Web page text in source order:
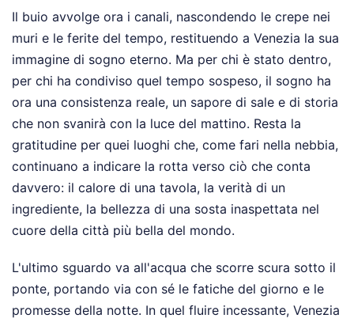
Il buio avvolge ora i canali, nascondendo le crepe nei
muri e le ferite del tempo, restituendo a Venezia la sua
immagine di sogno eterno. Ma per chi è stato dentro,
per chi ha condiviso quel tempo sospeso, il sogno ha
ora una consistenza reale, un sapore di sale e di storia
che non svanirà con la luce del mattino. Resta la
gratitudine per quei luoghi che, come fari nella nebbia,
continuano a indicare la rotta verso ciò che conta
davvero: il calore di una tavola, la verità di un
ingrediente, la bellezza di una sosta inaspettata nel
cuore della città più bella del mondo.
L'ultimo sguardo va all'acqua che scorre scura sotto il
ponte, portando via con sé le fatiche del giorno e le
promesse della notte. In quel fluire incessante, Venezia